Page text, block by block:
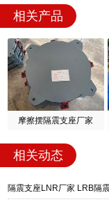
相关产品
摩擦摆隔震支座厂家
相关动态